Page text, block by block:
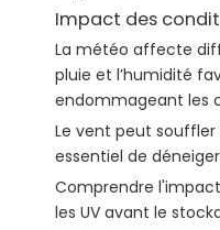
Impact des
La météo affecte
pluie et l’humidité
endommageant les
Le vent peut
essentiel de
Comprendre
les UV avant le